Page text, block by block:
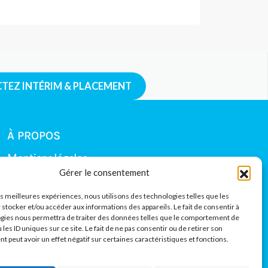
Gérer le consentement
meilleures expériences, nous utilisons des technologies telles que les
et/ou accéder aux informations des appareils. Le fait de consentir à
nous permettra de traiter des données telles que le comportement de
les ID uniques sur ce site. Le fait de ne pas consentir ou de retirer son
peut avoir un effet négatif sur certaines caractéristiques et fonctions.
INTÉRIM & PLACEMENT
À PROPOS
Mentions légales
Politique de
confidentialité
Politique de cookies (UE)